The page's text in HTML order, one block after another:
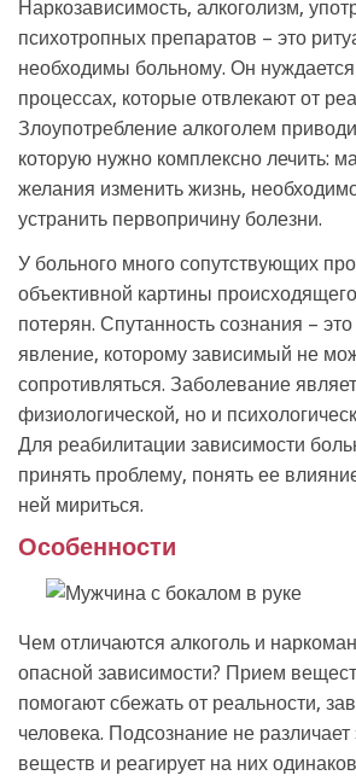
Наркозависимость, алкоголизм,
психотропных препаратов – это
необходимы больному. Он
процессах, которые отвлекают от
Злоупотребление алкоголем
которую нужно комплексно лечить:
желания изменить жизнь,
устранить первопричину болезни.
У больного много сопутствующих
объективной картины
потерян. Спутанность сознания –
явление, которому зависимый не
сопротивляться. Заболевание
физиологической, но и
Для реабилитации зависимости
принять проблему, понять ее
ней мириться.
Особенности
Чем отличаются алкоголь и
опасной зависимости? Прием
помогают сбежать от реальности,
человека. Подсознание не
веществ и реагирует на них